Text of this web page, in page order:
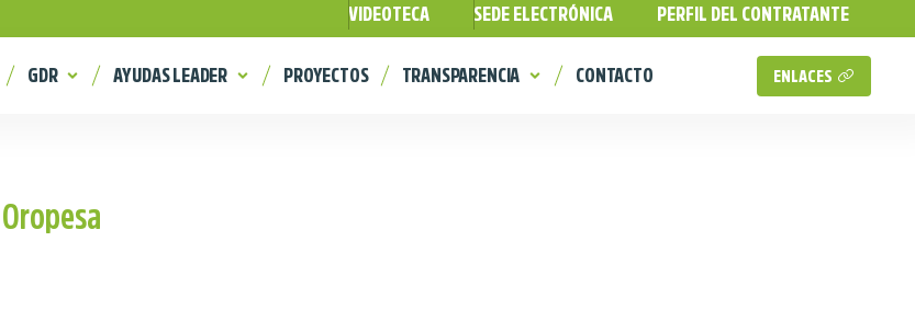
VIDEOTECA SEDE ELECTRÓNICA PERFIL DEL CONTRATANTE
GDR AYUDAS LEADER PROYECTOS TRANSPARENCIA CONTACTO ENLACES